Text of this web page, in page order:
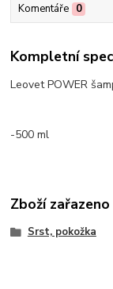
Komentáře 0
Kompletní
Leovet POWER
-500 ml
Zboží
Srst, pokožka